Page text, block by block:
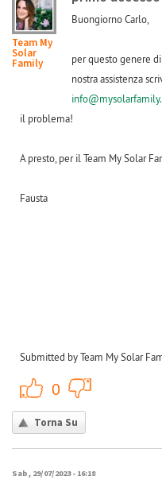
Team My
Solar
Family
Buongiorno Carlo,
per questo genere
nostra assistenza
il problema!
A presto, per il Team My Solar
Fausta
Submitted by Team My Solar
0
Torna Su
Sab, 29/07/2023 - 16:18